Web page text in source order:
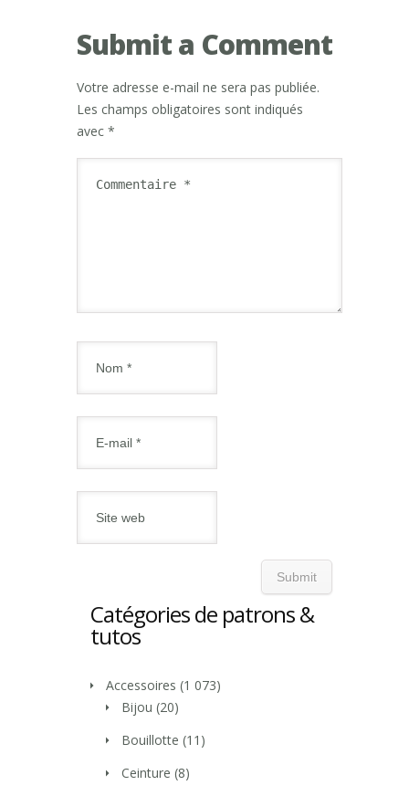
Submit a Comment
Votre adresse e-mail ne sera pas publiée.
Les champs obligatoires sont indiqués
avec *
Catégories de patrons &
tutos
Accessoires (1 073)
Bijou (20)
Bouillotte (11)
Ceinture (8)